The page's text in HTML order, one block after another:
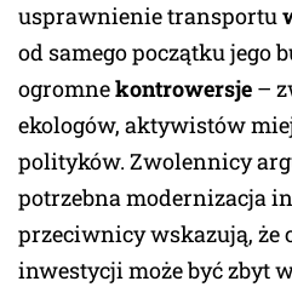
usprawnienie transportu
od samego początku jego
ogromnekontrowersje –
ekologów, aktywistów
polityków. Zwolennicy
potrzebna modernizacja
przeciwnicy wskazują, że
inwestycji może być zbyt